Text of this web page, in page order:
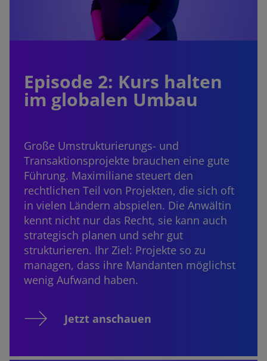
Episode 2: Kurs halten
im globalen Umbau
Große Umstrukturierungs- und
Transaktionsprojekte brauchen eine gute
Führung. Maximiliane steuert den
rechtlichen Teil von Projekten, die sich oft
in vielen Ländern abspielen. Die Anwältin
kennt nicht nur das Recht, sie kann auch
strategisch planen und sehr gut
strukturieren. Ihr Ziel: Projekte so zu
managen, dass ihre Mandanten möglichst
wenig Aufwand haben.
Jetzt anschauen